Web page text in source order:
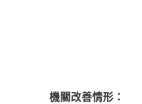
機關改善情形：